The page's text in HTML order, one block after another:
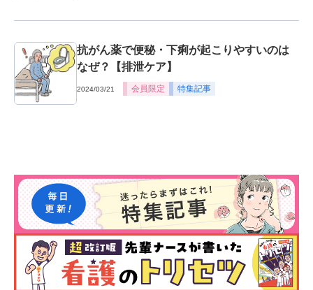
抗がん薬で便秘・下痢が起こりやすいのは
なぜ？【排泄ケア】
2024/03/21 会員限定 特集記事